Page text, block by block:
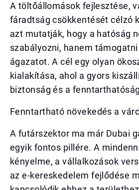
A töltőállomások fejlesztése,
fáradtság csökkentését célzó
azt mutatják, hogy a hatóság
szabályozni, hanem
ágazatot. A cél egy olyan
kialakítása, ahol a gyors
biztonság és a
Fenntartható növekedés a
A futárszektor ma már Dubai
egyik fontos pillére. A
kényelme, a vállalkozások
az e-kereskedelem fejlődése